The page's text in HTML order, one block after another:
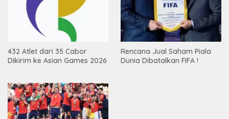
432 Atlet dari 35 Cabor
Dikirim ke Asian Games 2026
Rencana Jual Saham Piala
Dunia Dibatalkan FIFA !